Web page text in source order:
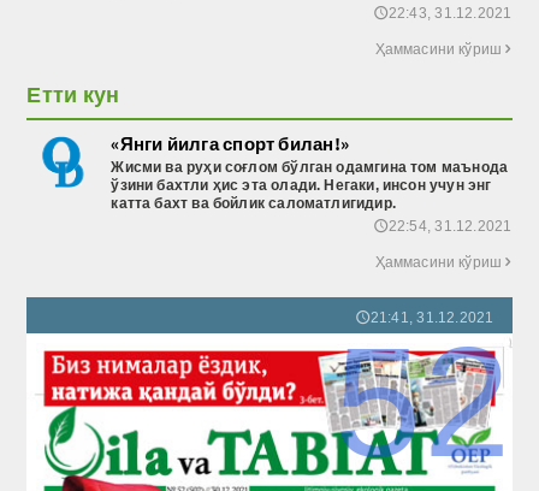
🕔22:43, 31.12.2021
Ҳаммасини кўриш
Етти кун
«Янги йилга спорт билан!»
Жисми ва руҳи соғлом бўлган одамгина том маънода
ўзини бахтли ҳис эта олади. Негаки, инсон учун энг
катта бахт ва бойлик саломатлигидир.
🕔22:54, 31.12.2021
Ҳаммасини кўриш
🕔21:41, 31.12.2021
52